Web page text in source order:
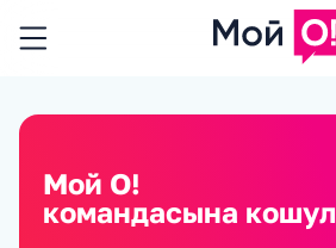
Мой О!
командасына кошул